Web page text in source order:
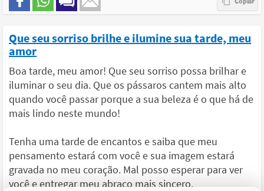
Que seu sorriso brilhe e ilumine sua tarde, meu
amor
Boa tarde, meu amor! Que seu sorriso possa brilhar e
iluminar o seu dia. Que os pássaros cantem mais alto
quando você passar porque a sua beleza é o que há de
mais lindo neste mundo!
Tenha uma tarde de encantos e saiba que meu
pensamento estará com você e sua imagem estará
gravada no meu coração. Mal posso esperar para ver
você e entregar meu abraço mais sincero.